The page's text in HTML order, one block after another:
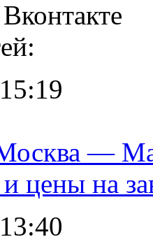
—
цены на